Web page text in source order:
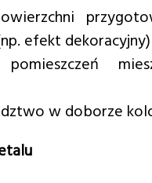
efekt dekoracyjny)
pomieszczeń
w doborze